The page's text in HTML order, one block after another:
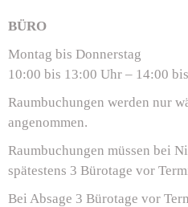
BÜRO
Montag bis Donnerstag
10:00 bis 13:00 Uhr – 14:00
Raumbuchungen werden nur
angenommen.
Raumbuchungen müssen bei
spätestens 3 Bürotage vor
Bei Absage 3 Bürotage vor